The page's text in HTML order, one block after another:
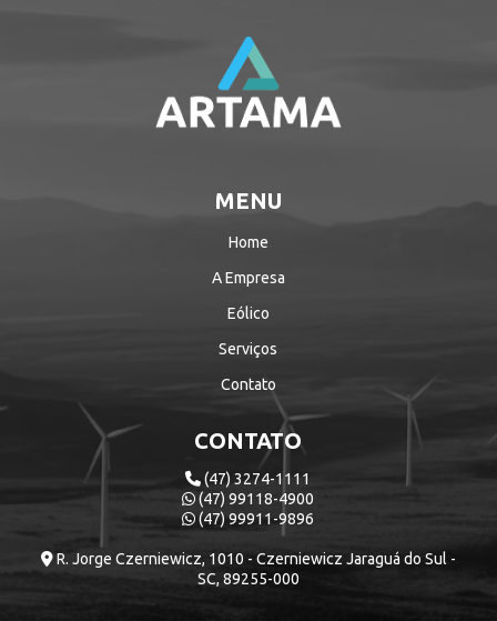
MENU
Home
A Empresa
Eólico
Serviços
Contato
CONTATO
(47) 3274-1111
(47) 99118-4900
(47) 99911-9896
R. Jorge Czerniewicz, 1010 - Czerniewicz Jaraguá do Sul -
SC, 89255-000